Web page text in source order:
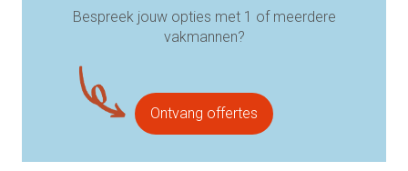
Bespreek jouw opties met 1 of meerdere
vakmannen?
Ontvang offertes